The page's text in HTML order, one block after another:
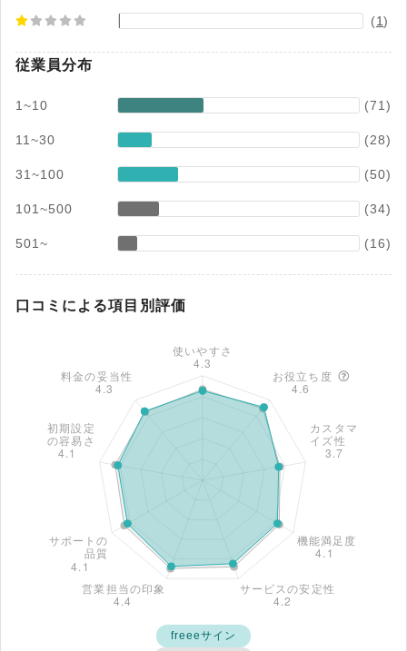
(1)
従業員分布
1~10 (71)
11~30 (28)
31~100 (50)
101~500 (34)
501~ (16)
口コミによる項目別評価
freeeサイン